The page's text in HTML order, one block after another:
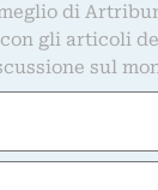
di
gli articoli
sul